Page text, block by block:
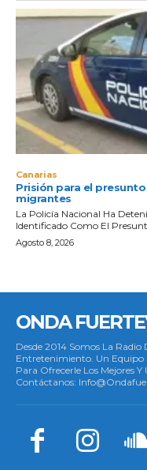
Canarias
Prisión para el
migrantes
La Policía Nacional Ha
Identificado Como El
Agosto 8, 2026
ONDA
Desde 2014 Somos La
Entretenimiento. Un Equipo
Para Ofrecerle Los Mejores
Contáctanos: